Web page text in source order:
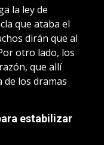
la ley de
que ataba el
dirán que al
otro lado, los
que allí
de los dramas
estabilizar